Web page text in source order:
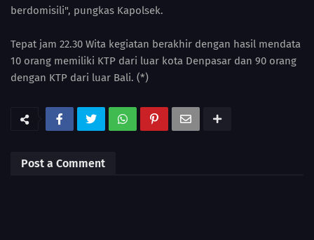
berdomisili", pungkas Kapolsek.
Tepat jam 22.30 Wita kegiatan berakhir dengan hasil mendata
10 orang memiliki KTP dari luar kota Denpasar dan 90 orang
dengan KTP dari luar Bali. (*)
Post a Comment